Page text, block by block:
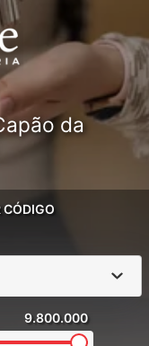
da
CÓDIGO
9.800.000